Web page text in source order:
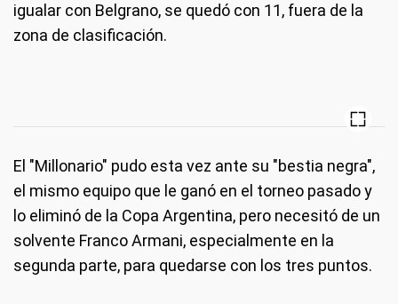
igualar con Belgrano, se quedó con 11, fuera de la
zona de clasificación.
El "Millonario" pudo esta vez ante su "bestia negra",
el mismo equipo que le ganó en el torneo pasado y
lo eliminó de la Copa Argentina, pero necesitó de un
solvente Franco Armani, especialmente en la
segunda parte, para quedarse con los tres puntos.